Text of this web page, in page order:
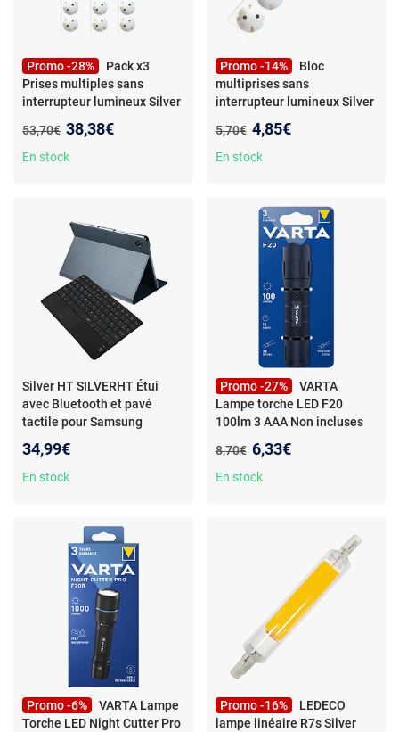
Promo -28%
Pack x3
Prises multiples sans
interrupteur lumineux Silver
Blanc
Ancien prix :
53,70€ Nouveau prix :
38,38€
En stock
Promo -14%
Bloc
multiprises sans
interrupteur lumineux Silver
1,5m Blanc
Ancien prix :
5,70€ Nouveau prix :
4,85€
En stock
Silver HT SILVERHT Étui
avec Bluetooth et pavé
tactile pour Samsung
gris
34,99€
En stock
Promo -27%
VARTA
Lampe torche LED F20
100lm 3 AAA Non incluses
Ancien prix :
8,70€ Nouveau prix :
6,33€
En stock
Promo -6%
VARTA Lampe
Torche LED Night Cutter Pro
Promo -16%
LEDECO
lampe linéaire R7s Silver